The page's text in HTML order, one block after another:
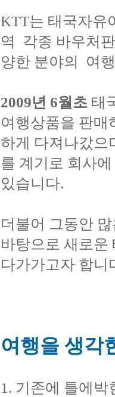
KTT는 태국자유
역 각종 바우처
양한 분야의 여
2009년 6월초 태
여행상품을 판매
하게 다져나갔으
를 계기로 회사
있습니다.
더불어 그동안
바탕으로 새로운
다가가고자 합니
여행을 생각
1. 기존에 틀에